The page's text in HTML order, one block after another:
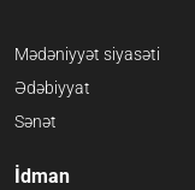
Mədəniyyət siyasəti
Ədəbiyyat
Sənət
İdman